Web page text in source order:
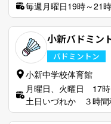
毎週月曜日19時～21時
小新バドミン
バドミントン
小新中学校体育館
月曜日、火曜日 17
土日いづれか ３時間